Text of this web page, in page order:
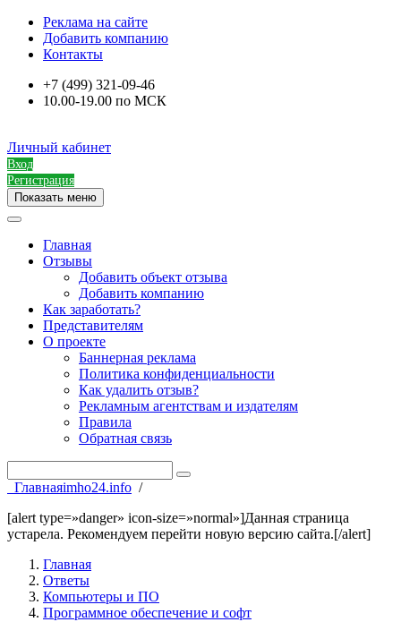
Реклама на сайте
Добавить компанию
Контакты
+7 (499) 321-09-46
10.00-19.00 по МСК
Личный кабинет
Вход
Регистрация
Показать меню
Главная
Отзывы
Добавить объект отзыва
Добавить компанию
Как заработать?
Представителям
О проекте
Баннерная реклама
Политика конфиденциальности
Как удалить отзыв?
Рекламным агентствам и издателям
Правила
Обратная связь
Главнаяimho24.info /
[alert type=»danger» icon-size=»normal»]Данная страница
устарела. Рекомендуем перейти новую версию сайта.[/alert]
Главная
Ответы
Компьютеры и ПО
Программное обеспечение и софт